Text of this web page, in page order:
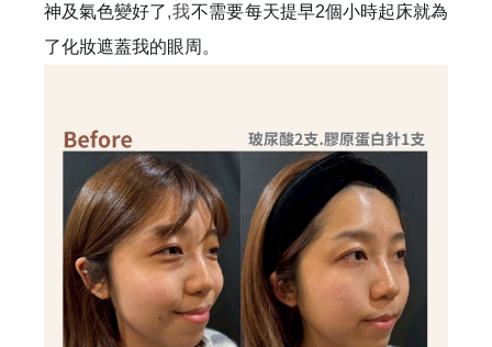
神及氣色變好了,我不需要每天提早2個小時起床就為
了化妝遮蓋我的眼周。